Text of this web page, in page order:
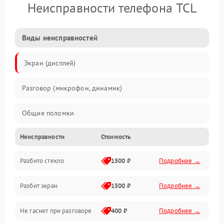
Неисправности телефона TCL
Виды неисправностей
Экран (дисплей)
Разговор (микрофон, динамик)
Общие поломки
Проблемы связи
Камеры
Проблемы с дисплеем и сенсором
Зарядка
Неисправности Стоимость
Разбито стекло 1500 ₽ Подробнее →
Разбит экран 1500 ₽ Подробнее →
Не гаснет при разговоре 400 ₽ Подробнее →